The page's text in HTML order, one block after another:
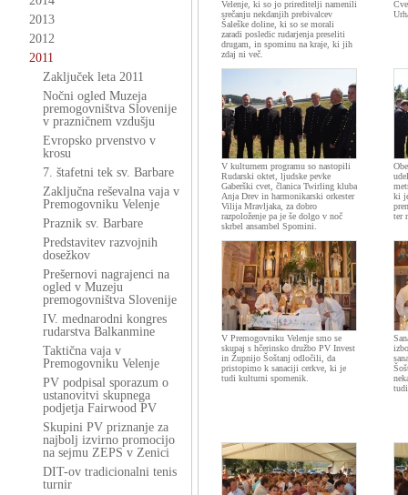
2013
2012
2011
Zaključek leta 2011
Nočni ogled Muzeja
premogovništva Slovenije
v prazničnem vzdušju
Evropsko prvenstvo v
krosu
7. štafetni tek sv. Barbare
Zaključna reševalna vaja v
Premogovniku Velenje
Praznik sv. Barbare
Predstavitev razvojnih
dosežkov
Prešernovi nagrajenci na
ogled v Muzeju
premogovništva Slovenije
IV. mednarodni kongres
rudarstva Balkanmine
Taktična vaja v
Premogovniku Velenje
PV podpisal sporazum o
ustanovitvi skupnega
podjetja Fairwood PV
Skupini PV priznanje za
najbolj izvirno promocijo
na sejmu ZEPS v Zenici
DIT-ov tradicionalni tenis
turnir
Velenje, ki so jo prireditelji namenili
srečanju nekdanjih prebivalcev
Šaleške doline, ki so se morali
zaradi posledic rudarjenja preseliti
drugam, in spominu na kraje, ki jih
zdaj ni več.
V kulturnem programu so nastopili
Rudarski oktet, ljudske pevke
Gaberški cvet, članica Twirling kluba
Anja Drev in harmonikarski orkester
Vilija Mravljaka, za dobro
razpoloženje pa je še dolgo v noč
skrbel ansambel Spomini.
ki
ter
V Premogovniku Velenje smo se
skupaj s hčerinsko družbo PV Invest
in Župnijo Šoštanj odločili, da
pristopimo k sanaciji cerkve, ki je
tudi kulturni spomenik.